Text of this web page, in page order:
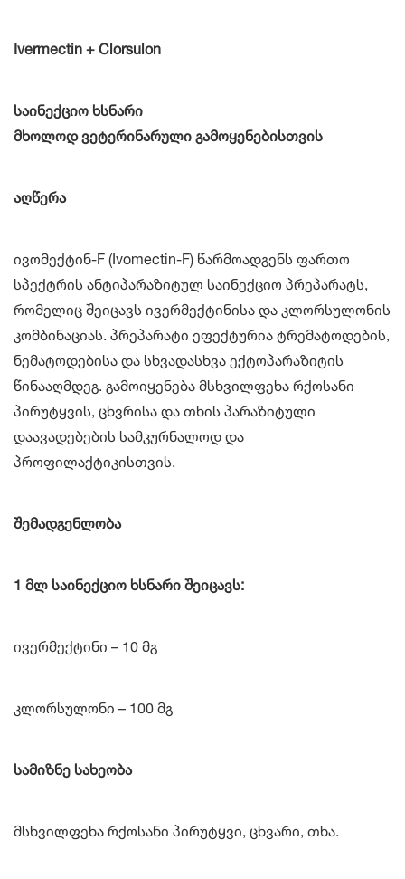
Ivermectin + Clorsulon
საინექციო ხსნარი
მხოლოდ ვეტერინარული გამოყენებისთვის
აღწერა
ივომექტინ-F (Ivomectin-F) წარმოადგენს ფართო
სპექტრის ანტიპარაზიტულ საინექციო პრეპარატს,
რომელიც შეიცავს ივერმექტინისა და კლორსულონის
კომბინაციას. პრეპარატი ეფექტურია ტრემატოდების,
ნემატოდებისა და სხვადასხვა ექტოპარაზიტის
წინააღმდეგ. გამოიყენება მსხვილფეხა რქოსანი
პირუტყვის, ცხვრისა და თხის პარაზიტული
დაავადებების სამკურნალოდ და
პროფილაქტიკისთვის.
შემადგენლობა
1 მლ საინექციო ხსნარი შეიცავს:
ივერმექტინი – 10 მგ
კლორსულონი – 100 მგ
სამიზნე სახეობა
მსხვილფეხა რქოსანი პირუტყვი, ცხვარი, თხა.